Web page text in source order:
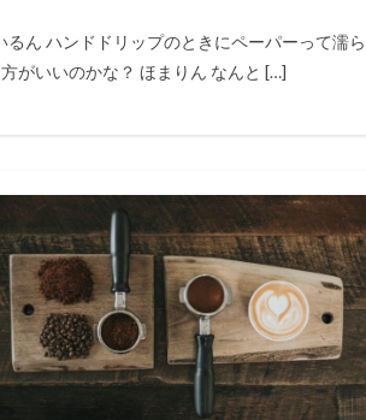
るん ハンドドリップのときにペーパーって濡ら
方がいいのかな？ ほまりん なんと […]